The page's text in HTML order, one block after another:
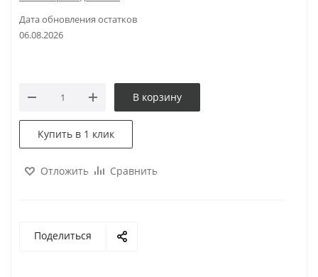
Дата обновления остатков
06.08.2026
В корзину
Купить в 1 клик
Отложить Сравнить
Поделиться